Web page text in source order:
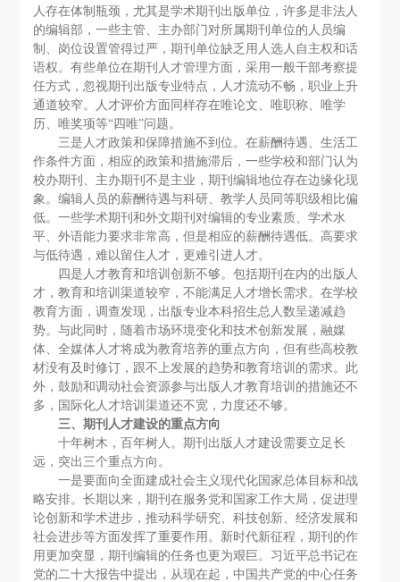
人存在体制瓶颈，尤其是学术期刊出版单位，许多是非法人
的编辑部，一些主管、主办部门对所属期刊单位的人员编
制、岗位设置管得过严，期刊单位缺乏用人选人自主权和话
语权。有些单位在期刊人才管理方面，采用一般干部考察提
任方式，忽视期刊出版专业特点，人才流动不畅，职业上升
通道较窄。人才评价方面同样存在唯论文、唯职称、唯学
历、唯奖项等“四唯”问题。
三是人才政策和保障措施不到位。在薪酬待遇、生活工
作条件方面，相应的政策和措施滞后，一些学校和部门认为
校办期刊、主办期刊不是主业，期刊编辑地位存在边缘化现
象。编辑人员的薪酬待遇与科研、教学人员同等职级相比偏
低。一些学术期刊和外文期刊对编辑的专业素质、学术水
平、外语能力要求非常高，但是相应的薪酬待遇低。高要求
与低待遇，难以留住人才，更难引进人才。
四是人才教育和培训创新不够。包括期刊在内的出版人
才，教育和培训渠道较窄，不能满足人才增长需求。在学校
教育方面，调查发现，出版专业本科招生总人数呈递减趋
势。与此同时，随着市场环境变化和技术创新发展，融媒
体、全媒体人才将成为教育培养的重点方向，但有些高校教
材没有及时修订，跟不上发展的趋势和教育培训的需求。此
外，鼓励和调动社会资源参与出版人才教育培训的措施还不
多，国际化人才培训渠道还不宽，力度还不够。
三、期刊人才建设的重点方向
十年树木，百年树人。期刊出版人才建设需要立足长
远，突出三个重点方向。
一是要面向全面建成社会主义现代化国家总体目标和战
略安排。长期以来，期刊在服务党和国家工作大局，促进理
论创新和学术进步，推动科学研究、科技创新、经济发展和
社会进步等方面发挥了重要作用。新时代新征程，期刊的作
用更加突显，期刊编辑的任务也更为艰巨。习近平总书记在
党的二十大报告中提出，从现在起，中国共产党的中心任务